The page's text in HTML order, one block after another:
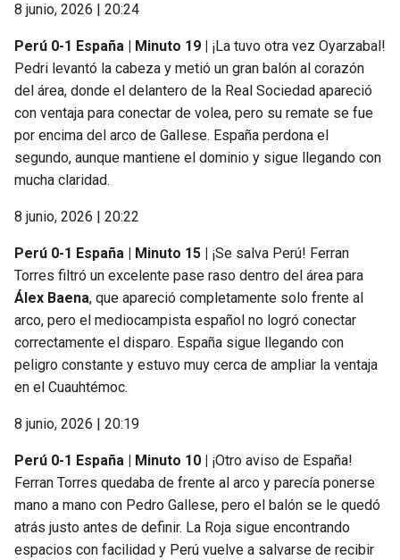
8 junio, 2026 | 20:24
Perú 0-1 España | Minuto 19 |
¡La tuvo otra vez Oyarzabal!
Pedri levantó la cabeza y metió un gran balón al corazón
del área, donde el delantero de la Real Sociedad apareció
con ventaja para conectar de volea, pero su remate se fue
por encima del arco de Gallese. España perdona el
segundo, aunque mantiene el dominio y sigue llegando con
mucha claridad.
8 junio, 2026 | 20:22
Perú 0-1 España | Minuto 15 |
¡Se salva Perú! Ferran
Torres filtró un excelente pase raso dentro del área para
Álex Baena, que apareció completamente solo frente al
arco, pero el mediocampista español no logró conectar
correctamente el disparo. España sigue llegando con
peligro constante y estuvo muy cerca de ampliar la ventaja
en el Cuauhtémoc.
8 junio, 2026 | 20:19
Perú 0-1 España | Minuto 10 |
¡Otro aviso de España!
Ferran Torres quedaba de frente al arco y parecía ponerse
mano a mano con Pedro Gallese, pero el balón se le quedó
atrás justo antes de definir. La Roja sigue encontrando
espacios con facilidad y Perú vuelve a salvarse de recibir